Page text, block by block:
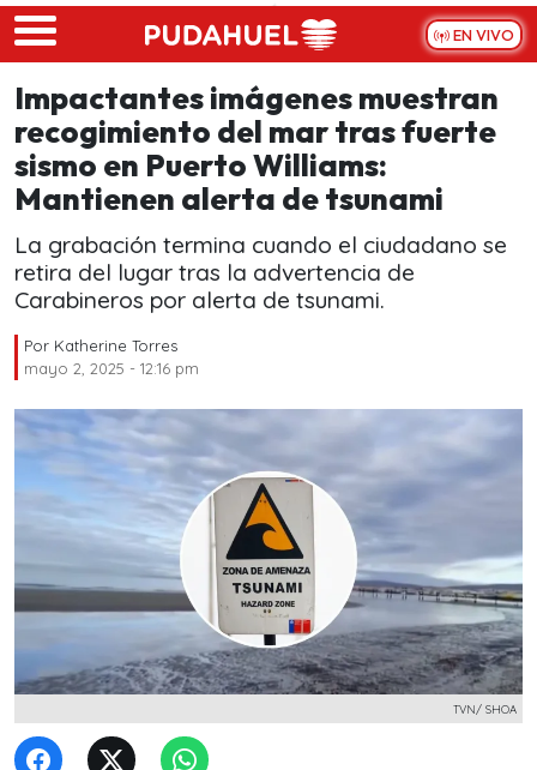
Skip to main content
EN VIVO
Impactantes imágenes muestran
recogimiento del mar tras fuerte
sismo en Puerto Williams:
Mantienen alerta de tsunami
La grabación termina cuando el ciudadano se
retira del lugar tras la advertencia de
Carabineros por alerta de tsunami.
Por Katherine Torres
mayo 2, 2025 - 12:16 pm
TVN/ SHOA